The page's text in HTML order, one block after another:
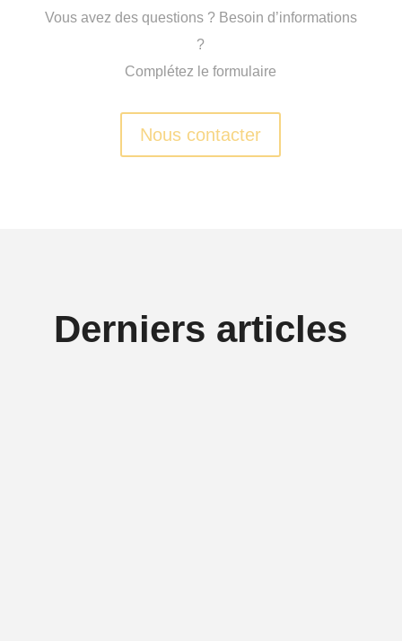
Vous avez des questions ? Besoin d’informations
?
Complétez le formulaire
Nous contacter
Derniers articles